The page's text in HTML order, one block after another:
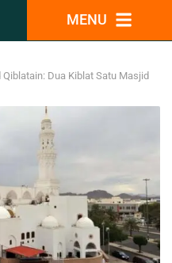
MENU
Dua Kiblat Satu Masjid